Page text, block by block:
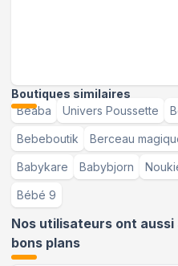
Boutiques similaires
Béaba
Univers Poussette
Bebeboutik Berceau
Babykare Babybjorn
Bébé 9
Nos utilisateurs ont
bons plans